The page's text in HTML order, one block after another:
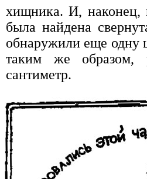
хищника. И, наконец,
была найдена
обнаружили еще одну
таким же образом,
сантиметр.